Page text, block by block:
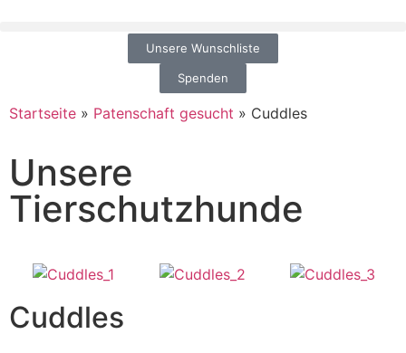
Unsere Wunschliste
Spenden
Startseite » Patenschaft gesucht » Cuddles
Unsere
Tierschutzhunde
Cuddles